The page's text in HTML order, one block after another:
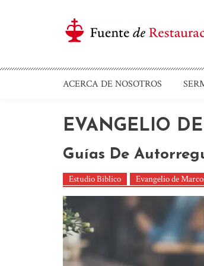
ACERCA DE NOSOTROS
EVANGELIO
Guías De
Estudio Biblico Evangelio de